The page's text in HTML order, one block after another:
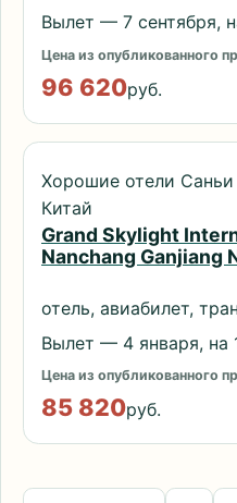
Вылет — 7 сентября,
Цена из опубликованного
96 620руб.
Хорошие отели Саньи
Китай
Grand Skylight
Nanchang Ganjiang
отель, авиабилет,
Вылет — 4 января, на
Цена из опубликованного
85 820руб.